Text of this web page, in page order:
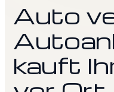
Auto
kauft